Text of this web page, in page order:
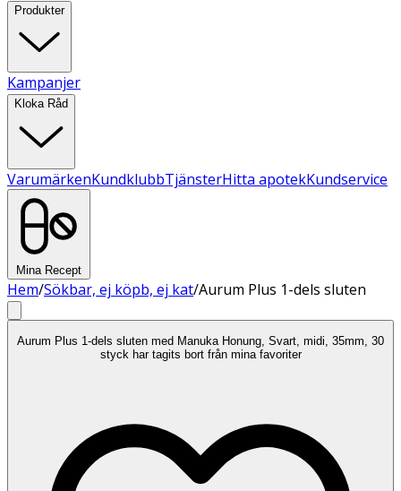
Produkter
Kampanjer
Kloka Råd
VarumärkenKundklubbTjänsterHitta apotekKundservice
Mina Recept
Hem/Sökbar, ej köpb, ej kat/Aurum Plus 1-dels sluten
Aurum Plus 1-dels sluten med Manuka Honung, Svart, midi, 35mm, 30
styck har tagits bort från mina favoriter